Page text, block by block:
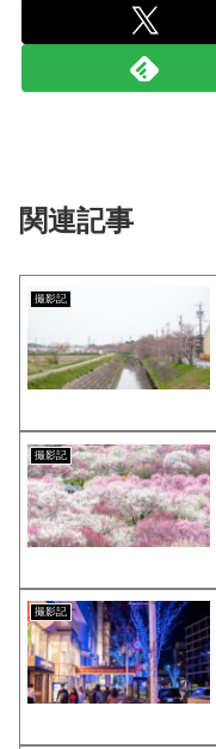
関連記事
撮影記
撮影記
撮影記